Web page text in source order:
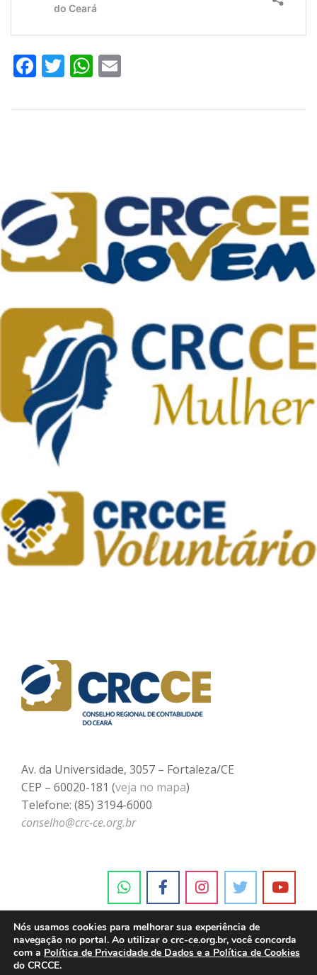
Facebook
TwitterWhatsApp
Av. da Universidade, 3057 – Fortaleza/CE
CEP – 60020-181 (veja no mapa)
Telefone: (85) 3194-6000
conselho@crc-ce.org.br
Nós usamos cookies para melhorar sua experiência de
navegação no portal. Ao utilizar o crc-ce.org.br, você concorda
com a Política de Privacidade de Dados e a Política de Cookies
do CRCCE.